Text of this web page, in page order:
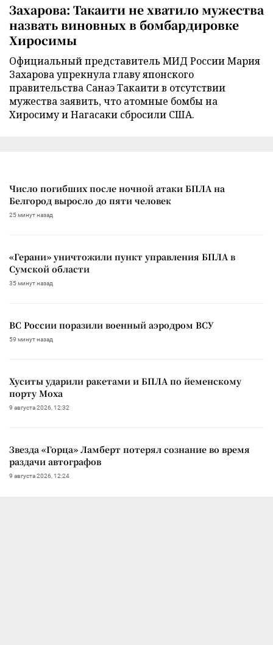
Захарова: Такаити не хватило мужества
назвать виновных в бомбардировке
Хиросимы
Официальный представитель МИД России Мария
Захарова упрекнула главу японского
правительства Санаэ Такаити в отсутствии
мужества заявить, что атомные бомбы на
Хиросиму и Нагасаки сбросили США.
Число погибших после ночной атаки БПЛА на
Белгород выросло до пяти человек
25 минут назад
«Герани» уничтожили пункт управления БПЛА в
Сумской области
35 минут назад
ВС России поразили военный аэродром ВСУ
59 минут назад
Хуситы ударили ракетами и БПЛА по йеменскому
порту Моха
9 августа 2026, 12:32
Звезда «Горца» Ламберт потерял сознание во время
раздачи автографов
9 августа 2026, 12:24